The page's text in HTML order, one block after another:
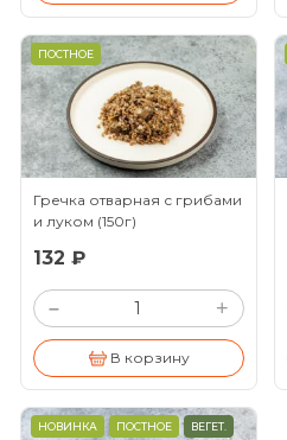
ПОСТНОЕ
Гречка отварная с грибами
и луком (150г)
132 ₽
– +
В корзину
НОВИНКА ПОСТНОЕ ВЕГЕТ.